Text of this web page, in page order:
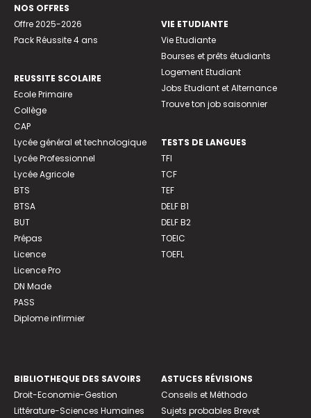
NOS OFFRES
Offre 2025-2026
Pack Réussite 4 ans
REUSSITE SCOLAIRE
Ecole Primaire
Collège
CAP
Lycée général et technologique
Lycée Professionnel
Lycée Agricole
BTS
BTSA
BUT
Prépas
Licence
Licence Pro
DN Made
PASS
Diplome infirmier
VIE ETUDIANTE
Vie Etudiante
Bourses et prêts étudiants
Logement Etudiant
Jobs Etudiant et Alternance
Trouve ton job saisonnier
TESTS DE LANGUES
TFI
TCF
TEF
DELF B1
DELF B2
TOEIC
TOEFL
BIBLIOTHEQUE DES SAVOIRS
Droit-Economie-Gestion
Littérature-Sciences Humaines
ASTUCES RÉVISIONS
Conseils et Méthodo
Sujets probables Brevet